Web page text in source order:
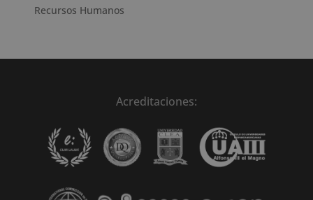
Recursos Humanos
Acreditaciones: